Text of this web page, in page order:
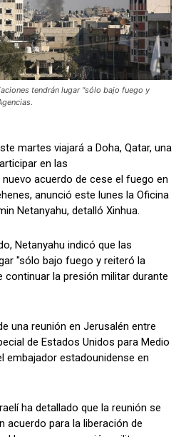
tendrán lugar "sólo bajo fuego y
martes viajará a Doha, Qatar, una
en las
acuerdo de cese el fuego en
anunció este lunes la Oficina
Netanyahu, detalló Xinhua.
Netanyahu indicó que las
"sólo bajo fuego y reiteró la
continuar la presión militar durante
una reunión en Jerusalén entre
de Estados Unidos para Medio
embajador estadounidense en
ha detallado que la reunión se
acuerdo para la liberación de